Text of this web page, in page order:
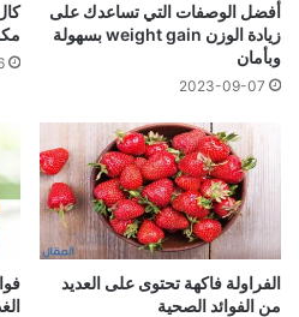
أفضل الوصفات التي تساعدك على
زيادة الوزن weight gain بسهولة
وبأمان
2023-09-07
الفراولة فاكهة تحتوى على العديد
من الفوائد الصحية